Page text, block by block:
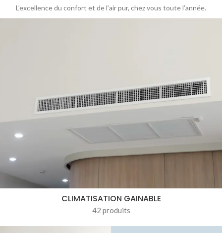
L’excellence du confort et de l’air pur, chez vous toute l’année.
CLIMATISATION GAINABLE
42 produits